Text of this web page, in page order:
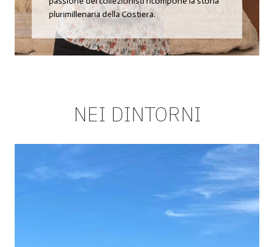
plurimillenaria della Costiera.
NEI DINTORNI